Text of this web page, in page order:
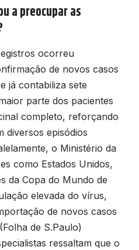
a preocupar as
ocorreu
de novos casos
já contabiliza sete
parte dos pacientes
completo, reforçando
diversos episódios
o Ministério da
como Estados Unidos,
da Copa do Mundo de
elevada do vírus,
de novos casos
Folha de S.Paulo)
ressaltam que o